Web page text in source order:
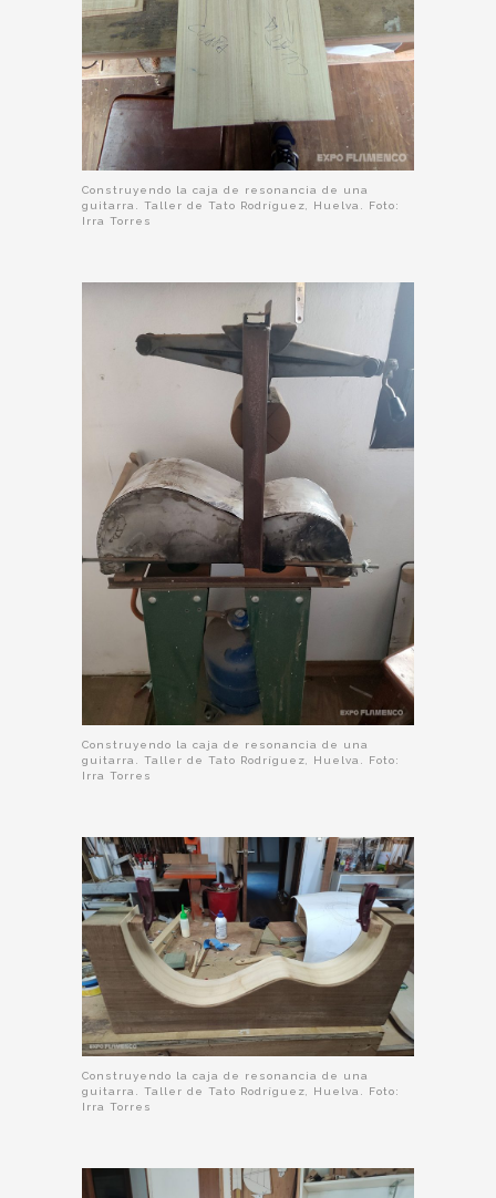
Construyendo la caja de resonancia de una
guitarra. Taller de Tato Rodríguez, Huelva. Foto:
Irra Torres
Construyendo la caja de resonancia de una
guitarra. Taller de Tato Rodríguez, Huelva. Foto:
Irra Torres
Construyendo la caja de resonancia de una
guitarra. Taller de Tato Rodríguez, Huelva. Foto:
Irra Torres